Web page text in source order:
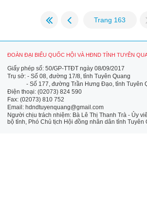
Trang 163
ĐOÀN ĐẠI BIỂU QUỐC HỘI VÀ HĐND TỈNH TUYÊN
Giấy phép số: 50/GP-TTĐT ngày 08/09/2017
Trụ sở: - Số 08, đường 17/8, tỉnh Tuyên Quang
- Số 177, đường Trần Hưng Đạo, tỉnh Tuyên
Điện thoại: (02073) 824 590
Fax: (02073) 810 752
Email: hdndtuyenquang@gmail.com
Người chịu trách nhiệm: Bà Lê Thị Thanh Trà - Ủy
bộ tỉnh, Phó Chủ tịch Hội đồng nhân dân tỉnh Tuyên